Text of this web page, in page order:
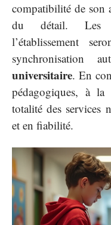
compatibilité de son
du détail. Les
l’établissement
synchronisation
universitaire. En
pédagogiques, à
totalité des services
et en fiabilité.